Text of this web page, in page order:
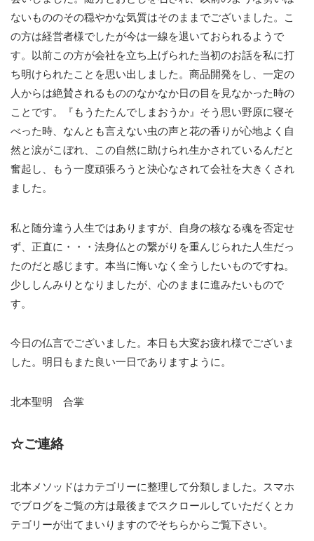
ないもののその穏やかな気質はそのままでございました。こ
の方は経営者様でしたが今は一線を退いておられるようで
す。以前この方が会社を立ち上げられた当初のお話を私に打
ち明けられたことを思い出しました。商品開発をし、一定の
人からは絶賛されるもののなかなか日の目を見なかった時の
ことです。『もうたたんでしまおうか』そう思い野原に寝そ
べった時、なんとも言えない虫の声と花の香りが心地よく自
然と涙がこぼれ、この自然に助けられ生かされているんだと
奮起し、もう一度頑張ろうと決心なされて会社を大きくされ
ました。
私と随分違う人生ではありますが、自身の核なる魂を否定せ
ず、正直に・・・法身仏との繋がりを重んじられた人生だっ
たのだと感じます。本当に悔いなく全うしたいものですね。
少ししんみりとなりましたが、心のままに進みたいもので
す。
今日の仏言でございました。本日も大変お疲れ様でございま
した。明日もまた良い一日でありますように。
北本聖明 合掌
☆ご連絡
北本メソッドはカテゴリーに整理して分類しました。スマホ
でブログをご覧の方は最後までスクロールしていただくとカ
テゴリーが出てまいりますのでそちらからご覧下さい。